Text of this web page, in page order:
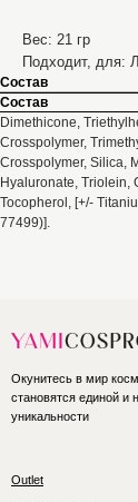
Вес: 21 гр
Подходит, для:
Состав
Состав
Dimethicone,
Crosspolymer,
Crosspolymer, Silica,
Hyaluronate, Triolein,
Tocopherol, [+/-
77499)].
Outlet
Окунитесь в мир
становятся единой и
уникальности